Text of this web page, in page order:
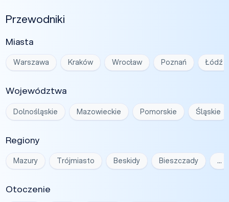
Przewodniki
Miasta
Warszawa Kraków Wrocław Poznań Łódź
Województwa
Dolnośląskie Mazowieckie Pomorskie Śląskie
Regiony
Mazury Trójmiasto Beskidy Bieszczady …
Otoczenie